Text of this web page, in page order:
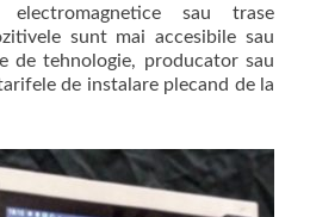
sau trase
sunt mai accesibile sau
de tehnologie, producator sau
de instalare plecand de la